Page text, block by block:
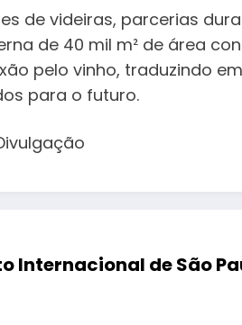
de videiras, parcerias
de 40 mil m² de área
pelo vinho, traduzindo
para o futuro.
Internacional de São